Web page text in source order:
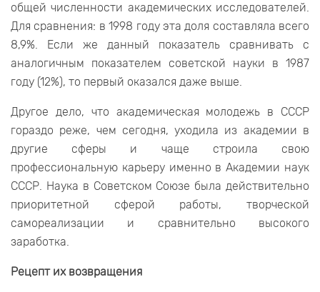
общей численности академических исследователей.
Для сравнения: в 1998 году эта доля составляла всего
8,9%. Если же данный показатель сравнивать с
аналогичным показателем советской науки в 1987
году (12%), то первый оказался даже выше.
Другое дело, что академическая молодежь в СССР
гораздо реже, чем сегодня, уходила из академии в
другие сферы и чаще строила свою
профессиональную карьеру именно в Академии наук
СССР. Наука в Советском Союзе была действительно
приоритетной сферой работы, творческой
самореализации и сравнительно высокого
заработка.
Рецепт их возвращения